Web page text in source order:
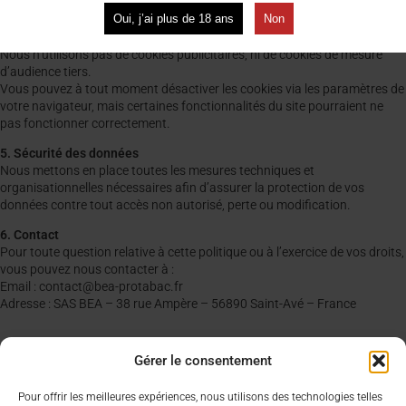
Gérer le consentement
Pour offrir les meilleures expériences, nous utilisons des technologies telles
Ces cookies ne nécessitent pas de consentement préalable car ils sont
indispensables au service.
Nous n’utilisons pas de cookies publicitaires, ni de cookies de mesure
d’audience tiers.
Vous pouvez à tout moment désactiver les cookies via les paramètres de
votre navigateur, mais certaines fonctionnalités du site pourraient ne
pas fonctionner correctement.
5. Sécurité des données
Nous mettons en place toutes les mesures techniques et
organisationnelles nécessaires afin d’assurer la protection de vos
données contre tout accès non autorisé, perte ou modification.
6. Contact
Pour toute question relative à cette politique ou à l’exercice de vos droits,
vous pouvez nous contacter à :
Email : contact@bea-protabac.fr
Adresse : SAS BEA – 38 rue Ampère – 56890 Saint-Avé – France
Aide & Infos Lien utiles
Oui, j’ai plus de 18 ans Non